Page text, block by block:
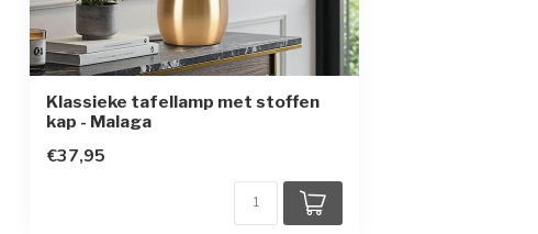
Klassieke tafellamp met stoffen
kap - Malaga
€37,95